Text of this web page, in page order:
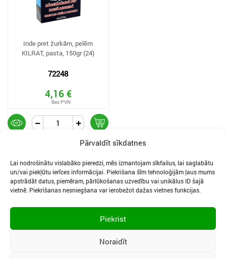
Pārvaldīt sīkdatnes
Lai nodrošinātu vislabāko pieredzi, mēs izmantojam sīkfailus, lai saglabātu
un/vai piekļūtu ierīces informācijai. Piekrišana šīm tehnoloģijām ļaus mums
apstrādāt datus, piemēram, pārlūkošanas uzvedību vai unikālus ID šajā
vietnē. Piekrišanas nesniegšana var ierobežot dažas vietnes funkcijas.
Piekrist
Noraidīt
Inde pret žurkām, pelēm
KILRAT, pasta, 150gr (24)
72248
4,16 €
LIETOŠANAS NOTEIKUMI